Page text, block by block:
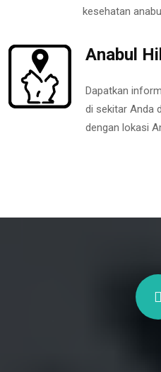
kesehatan
Anabul
Dapatkan
di sekitar Anda
dengan lokasi